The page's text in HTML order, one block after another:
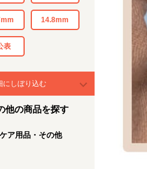
14.8mm
表
にしぼり込む
他の商品を探す
ケア用品・その他